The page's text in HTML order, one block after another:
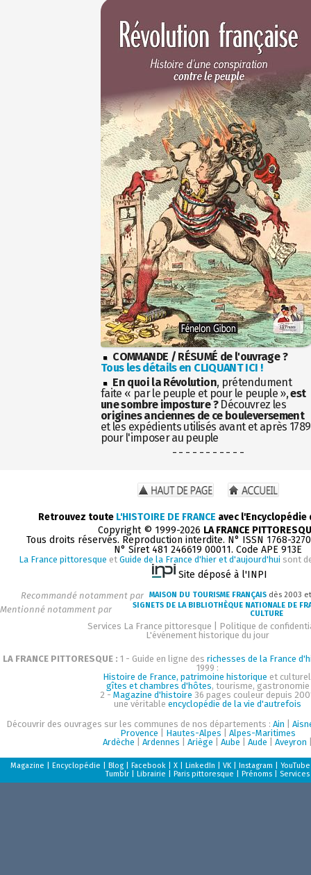
COMMANDE / RÉSUMÉ de l'ouvrage ?
Tous les détails en CLIQUANT ICI !
En quoi la Révolution, prétendument
faite « par le peuple et pour le peuple »,est
une sombre imposture ?Découvrez les
origines anciennes de ce bouleversement
et les expédients utilisés avant et après 1789
pour l'imposer au peuple
- - - - - - - - - - -
Retrouvez toute L'HISTOIRE DE FRANCE avec
Copyright © 1999-2026 LA FRANCE
Tous droits réservés. Reproduction interdite. N° ISSN 1768-
N° Siret 481 246619 00011. Code APE 913E
La France pittoresque et Guide de la France d'hier et d'aujourd'hui sont
Site déposé à l'INPI
Recommandé notamment par MAISON DU TOURISME FRANÇAIS dès 2003
Mentionné notamment par
SIGNETS DE LA BIBLIOTHÈQUE NATIONALE DE
CULTURE
Services La France pittoresque
Politique de
L'événement historique du jour
LA FRANCE PITTORESQUE : 1 - Guide en ligne des richesses de la France
1999 :
Histoire de France, patrimoine historique et
gîtes et chambres d'hôtes, tourisme, gastronomie
2 - Magazine d'histoire 36 pages couleur depuis
une véritableencyclopédie de la vie d'autrefois
Découvrir des ouvrages sur les communes de nos départements :Ain |
Provence
Hautes-Alpes
Alpes-Maritimes
Ardèche |Ardennes |Ariège |Aube |Aude |Aveyron
Magazine |Encyclopédie |Blog |Facebook |X |LinkedIn |VK |Instagram |YouTube
Tumblr |Librairie |Paris pittoresque |Prénoms Services